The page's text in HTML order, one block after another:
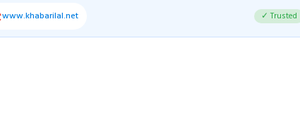
www.khabarilal.net ✓ Trusted